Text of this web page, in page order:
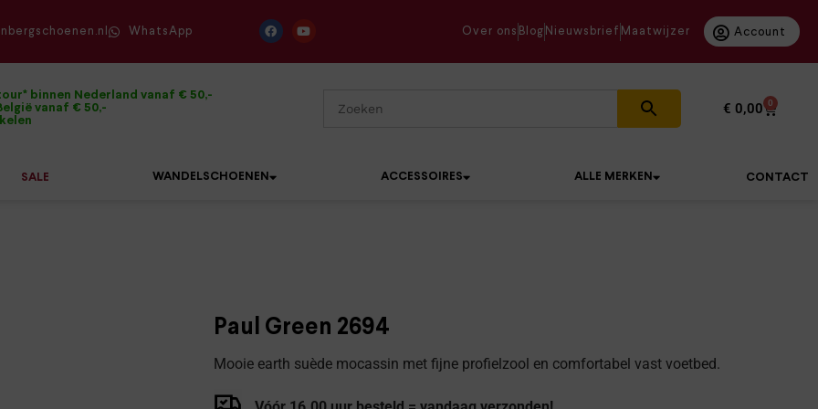
WhatsApp Over ons Blog Nieuwsbrief Maatwijzer Account
binnen Nederland vanaf € 50,-
vanaf € 50,-
€ 0,00 0
SALE WANDELSCHOENEN ACCESSOIRES ALLE MERKEN CONTACT
Paul Green 2694
Mooie earth suède mocassin met fijne profielzool en comfortabel vast voetbed.